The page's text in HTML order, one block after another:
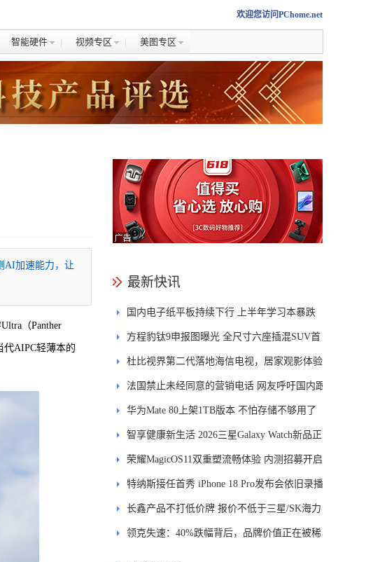
欢迎您访问PChome.net
智能硬件 视频专区 美图专区
AI加速能力，让
（Panther
代AIPC轻薄本的
最新快讯
国内电子纸平板持续下行 上半年学习本暴跌
84.6%
方程豹钛9申报图曝光 全尺寸六座插混SUV首
发DMS
杜比视界第二代落地海信电视，居家观影体验
能迎来哪些升级？
法国禁止未经同意的营销电话 网友呼吁国内跟
进
华为Mate 80上架1TB版本 不怕存储不够用了
智享健康新生活 2026三星Galaxy Watch新品正
式开售
荣耀MagicOS11双重塑流畅体验 内测招募开启
特纳斯接任首秀 iPhone 18 Pro发布会依旧录播
长鑫产品不打低价牌 报价不低于三星/SK海力
士
领克失速：40%跌幅背后，品牌价值正在被稀